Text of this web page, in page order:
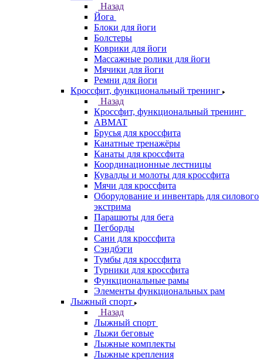
Назад
Йога
Блоки для йоги
Болстеры
Коврики для йоги
Массажные ролики для йоги
Мячики для йоги
Ремни для йоги
Кроссфит, функциональный тренинг
Назад
Кроссфит, функциональный тренинг
ABMAT
Брусья для кроссфита
Канатные тренажёры
Канаты для кроссфита
Координационные лестницы
Кувалды и молоты для кроссфита
Мячи для кроссфита
Оборудование и инвентарь для силового
экстрима
Парашюты для бега
Пегборды
Сани для кроссфита
Сэндбэги
Тумбы для кроссфита
Турники для кроссфита
Функциональные рамы
Элементы функциональных рам
Лыжный спорт
Назад
Лыжный спорт
Лыжи беговые
Лыжные комплекты
Лыжные крепления